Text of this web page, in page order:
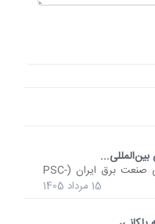
دبیرخانه سی‌وششمین کنفرانس بین‌المللی صنعت برق ایران (PSC-
15 مرداد 1405